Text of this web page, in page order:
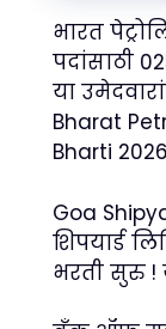
भारत
पदांसाठी
या
Bharat
Bharti 2026
Goa
शिपयार्ड
भरती सुरु !